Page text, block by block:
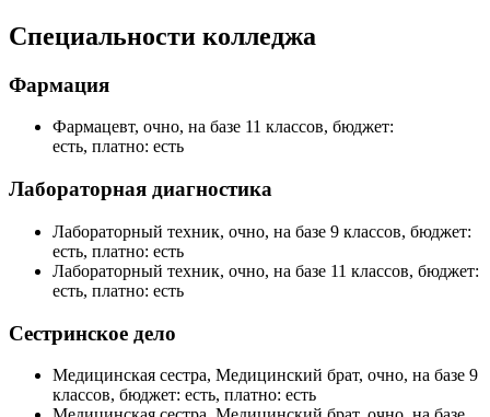
Специальности колледжа
Фармация
Фармацевт, очно, на базе 11 классов, бюджет:
есть, платно: есть
Лабораторная диагностика
Лабораторный техник, очно, на базе 9 классов, бюджет:
есть, платно: есть
Лабораторный техник, очно, на базе 11 классов, бюджет:
есть, платно: есть
Сестринское дело
Медицинская сестра, Медицинский брат, очно, на базе 9
классов, бюджет: есть, платно: есть